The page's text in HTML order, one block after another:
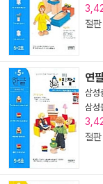
절판
연
삼성
삼성
절판